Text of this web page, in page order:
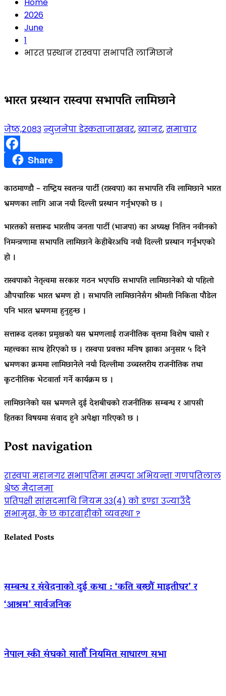
2026
June
1
भारत प्रस्थान रास्वपा सभापति लामिछाने
भारत प्रस्थान रास्वपा सभापति लामिछाने
जेष्ठ,२०८३ न्युजनेपा डेस्कताजाखबर,ब्यानर,समाचार
FacebookShare
काठमाण्डाै – राष्ट्रिय स्वतन्त्र पार्टी (रास्वपा) का सभापति रवि लामिछाने भारत
भ्रमणका लागि आज नयाँ दिल्ली प्रस्थान गर्नुभएको छ ।
भारतको सत्तारूढ भारतीय जनता पार्टी (भाजपा) का अध्यक्ष नितिन नवीनको
निमन्त्रणामा सभापति लामिछाने केहीबेरअघि नयाँ दिल्ली प्रस्थान गर्नुभएकाे
हाे ।
रास्वपाको नेतृत्वमा सरकार गठन भएपछि सभापति लामिछानेको यो पहिलो
औपचारिक भारत भ्रमण हो । सभापति लामिछानेसँग श्रीमती निकिता पौडेल
पनि भारत भ्रमणमा हुनुहुन्छ ।
सत्तारूढ दलका प्रमुखको यस भ्रमणलाई राजनीतिक वृत्तमा विशेष चासो र
महत्त्वका साथ हेरिएको छ । रास्वपा प्रवक्ता मनिष झाका अनुसार ५ दिने
भ्रमणका क्रममा लामिछानेले नयाँ दिल्लीमा उच्चस्तरीय राजनीतिक तथा
कूटनीतिक भेटवार्ता गर्ने कार्यक्रम छ ।
लामिछानेको यस भ्रमणले दुई देशबीचको राजनीतिक सम्बन्ध र आपसी
हितका विषयमा संवाद हुने अपेक्षा गरिएको छ ।
Post navigation
रास्वपा महानगर सभापतिमा सम्पदा अभियन्ता गणपतिलाल
श्रेष्ठ मैदानमा
प्रतिपक्षी सांसदमाथि नियम ३३(४) को डण्डा उज्याउँदै
सभामुख, के छ कारबाहीको व्यवस्था ?
Related Posts
सम्बन्ध र संवेदनाको दुई कथा : ‘कति बस्छौं माइतीघर’ र
‘आश्रम’ सार्वजनिक
नेपाल स्की संघको सातौँ नियमित साधारण सभा